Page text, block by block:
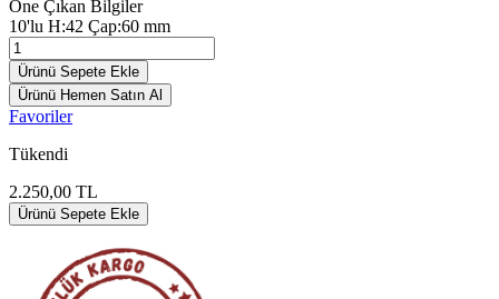
Öne Çıkan Bilgiler
10'lu H:42 Çap:60 mm
Ürünü Sepete Ekle
Ürünü Hemen Satın Al
Favoriler
Tükendi
2.250,00 TL
Ürünü Sepete Ekle